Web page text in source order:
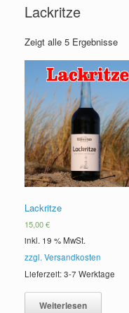
Lackritze
Zeigt alle 5 Ergebnisse
Lackritze
15,00€
inkl. 19 % MwSt.
zzgl. Versandkosten
Lieferzeit: 3-7 Werktage
Weiterlesen